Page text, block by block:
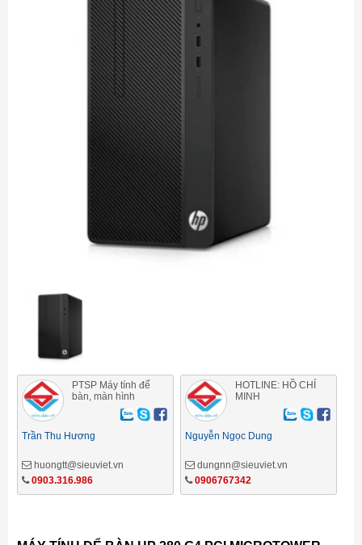
PTSP Máy tính để
bàn, màn hình
Trần Thu Hương
huongtt@sieuviet.vn
0903.316.986
HOTLINE: HỒ CHÍ
MINH
Nguyễn Ngọc Dung
dungnn@sieuviet.vn
0906767342